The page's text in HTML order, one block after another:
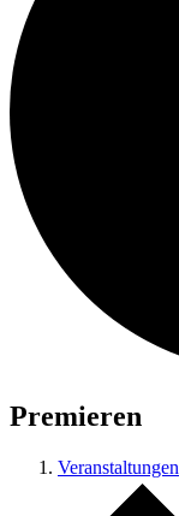
Premieren
Veranstaltungen